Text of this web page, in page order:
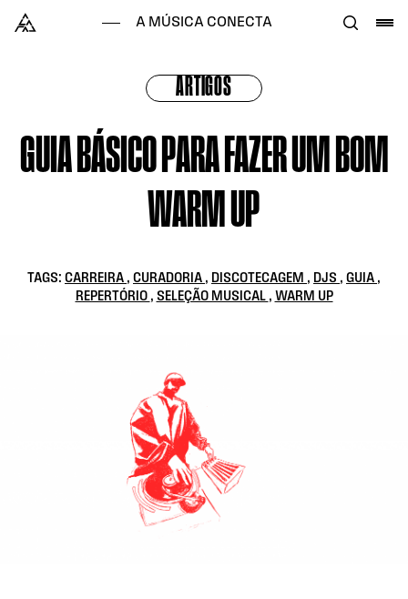
Alataj
A MÚSICA CONECTA
ARTIGOS
GUIA BÁSICO PARA FAZER UM BOM
WARM UP
TAGS: CARREIRA , CURADORIA , DISCOTECAGEM , DJS , GUIA ,
REPERTÓRIO , SELEÇÃO MUSICAL , WARM UP